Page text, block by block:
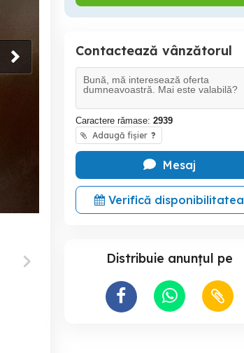
Contactează vânzătorul
Caractere rămase: 2939
Adaugă fișier ?
Mesaj
Verifică disponibilitatea
Distribuie anunțul pe